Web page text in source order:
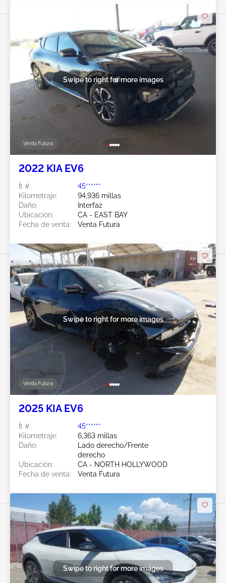
Venta Futura
Swipe to right for more images
2022 KIA EV6
Ít #:
45******
Kilometraje:
94,936 millas
Daño:
Interfaz
Ubicación:
CA - EAST BAY
Fecha de venta:
Venta Futura
Venta Futura
Swipe to right for more images
2025 KIA EV6
Ít #:
45******
Kilometraje:
6,363 millas
Daño:
Lado derecho/Frente
derecho
Ubicación:
CA - NORTH HOLLYWOOD
Fecha de venta:
Venta Futura
Swipe to right for more images